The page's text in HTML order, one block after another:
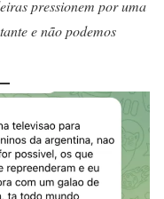
pressionem por uma
e não podemos